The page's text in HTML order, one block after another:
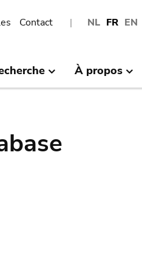
NL FR EN
Contact
À propos